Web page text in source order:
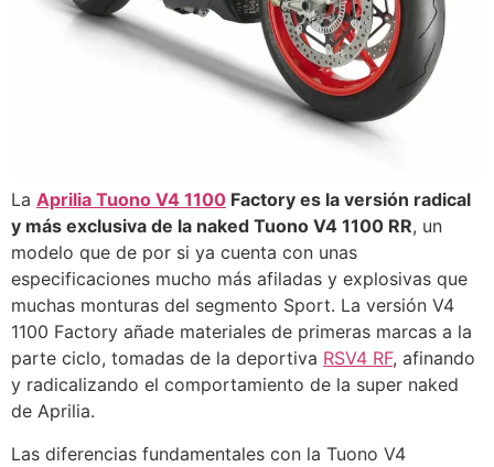
La Aprilia Tuono V4 1100 Factory es la versión radical
y más exclusiva de la naked Tuono V4 1100 RR, un
modelo que de por si ya cuenta con unas
especificaciones mucho más afiladas y explosivas que
muchas monturas del segmento Sport. La versión V4
1100 Factory añade materiales de primeras marcas a la
parte ciclo, tomadas de la deportiva RSV4 RF, afinando
y radicalizando el comportamiento de la super naked
de Aprilia.
Las diferencias fundamentales con la Tuono V4